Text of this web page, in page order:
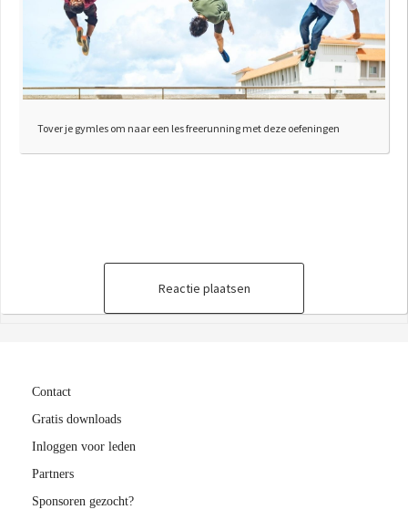
Tover je gymles om naar een les freerunning met deze oefeningen
Reactie plaatsen
Contact
Gratis downloads
Inloggen voor leden
Partners
Sponsoren gezocht?